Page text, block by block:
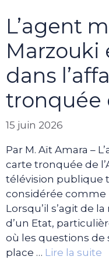
L’agent
dans
tronquée
15 juin 2026
Par M. Aït Amara –
carte tronquée de
télévision publique
considérée
Lorsqu’il s’agit de
d’un Etat,
où les questions
place … Lire la suite